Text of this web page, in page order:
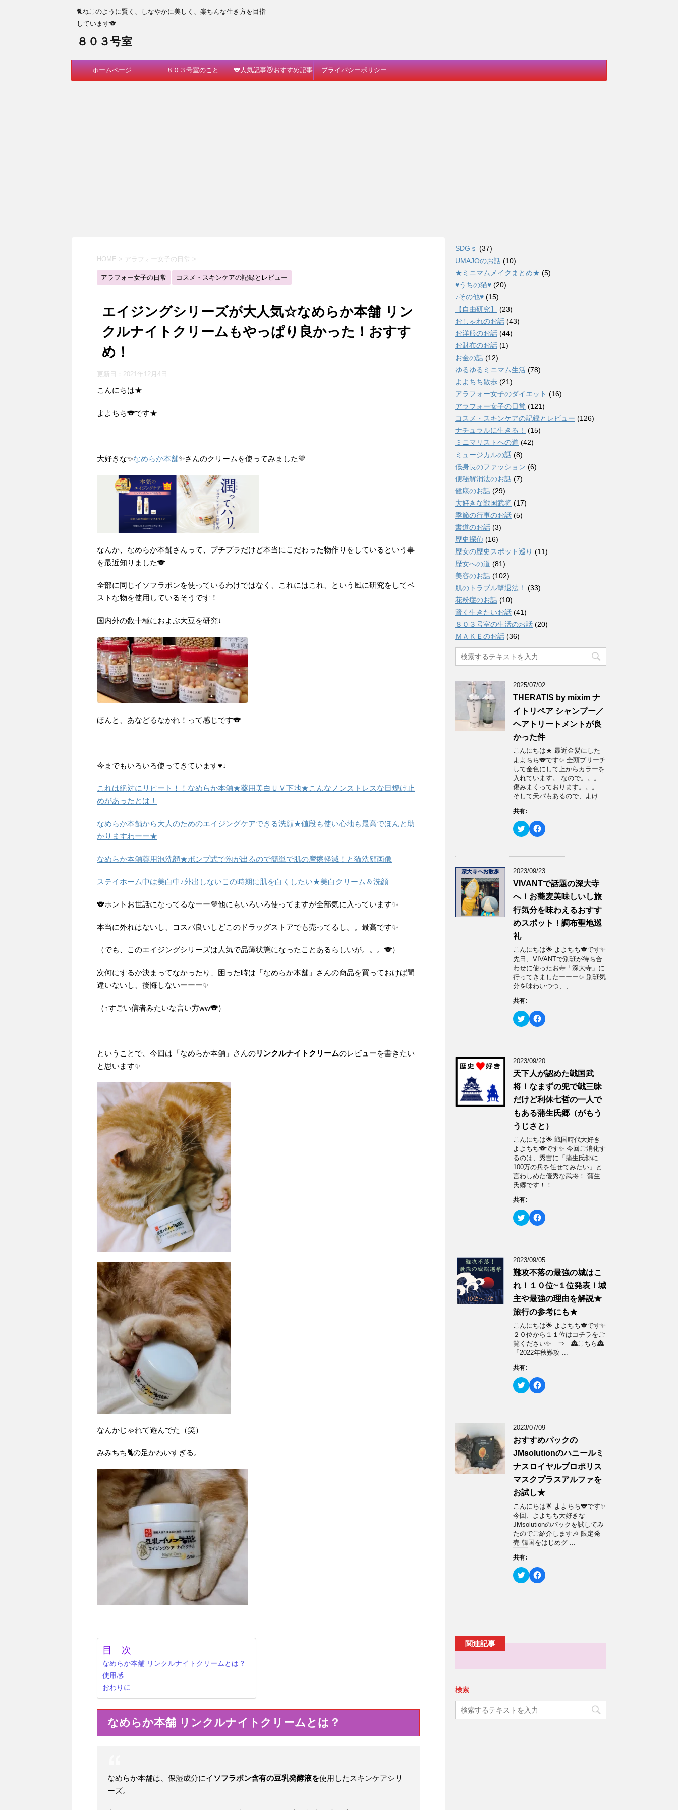
🐈ねこのように賢く、しなやかに美しく、楽ちんな生き方を目指
しています🐨
８０３号室
ホームページ ８０３号室のこと 🐨人気記事😻おすすめ記事 プライバシーポリシー
HOME > アラフォー女子の日常 >
アラフォー女子の日常 コスメ・スキンケアの記録とレビュー
エイジングシリーズが大人気☆なめらか本舗 リン
クルナイトクリームもやっぱり良かった！おすす
め！
更新日： 2021年12月4日
こんにちは★
よよちち🐨です★
大好きな✨なめらか本舗✨さんのクリームを使ってみました💛
なんか、なめらか本舗さんって、プチプラだけど本当にこだわった物作りをしているという事
を最近知りました🐨
全部に同じイソフラボンを使っているわけではなく、これにはこれ、という風に研究をしてベ
ストな物を使用しているそうです！
国内外の数十種におよぶ大豆を研究↓
ほんと、あなどるなかれ！って感じです🐨
今までもいろいろ使ってきています♥↓
これは絶対にリピート！！なめらか本舗★薬用美白ＵＶ下地★こんなノンストレスな日焼け止
めがあったとは！
なめらか本舗から大人のためのエイジングケアできる洗顔★値段も使い心地も最高でほんと助
かりますわーー★
なめらか本舗薬用泡洗顔★ポンプ式で泡が出るので簡単で肌の摩擦軽減！と猫洗顔画像
ステイホーム中は美白中♪外出しないこの時期に肌を白くしたい★美白クリーム＆洗顔
🐨ホントお世話になってるなーー💜他にもいろいろ使ってますが全部気に入っています✨
本当に外れはないし、コスパ良いしどこのドラッグストアでも売ってるし。。最高です✨
（でも、このエイジングシリーズは人気で品薄状態になったことあるらしいが。。。🐨）
次何にするか決まってなかったり、困った時は「なめらか本舗」さんの商品を買っておけば間
違いないし、後悔しないーーー✨
（↑すごい信者みたいな言い方ww🐨）
ということで、今回は「なめらか本舗」さんのリンクルナイトクリームのレビューを書きたい
と思います✨
なんかじゃれて遊んでた（笑）
みみちち🐈の足かわいすぎる。
目 次
なめらか本舗 リンクルナイトクリームとは？
使用感
おわりに
なめらか本舗 リンクルナイトクリームとは？
なめらか本舗は、保湿成分にイソフラボン含有の豆乳発酵液を使用したスキンケアシリ
ーズ。
SDGｓ (37)
UMAJOのお話 (10)
★ミニマムメイクまとめ★ (5)
♥うちの猫♥ (20)
♪その他♥ (15)
【自由研究】
(23)
おしゃれのお話 (43)
お洋服のお話 (44)
お財布のお話 (1)
お金の話 (12)
ゆるゆるミニマム生活 (78)
よよちち散歩 (21)
アラフォー女子のダイエット (16)
アラフォー女子の日常 (121)
コスメ・スキンケアの記録とレビュー (126)
ナチュラルに生きる！
(15)
ミニマリストへの道 (42)
ミュージカルの話 (8)
低身長のファッション (6)
便秘解消法のお話 (7)
健康のお話 (29)
大好きな戦国武将 (17)
季節の行事のお話 (5)
書道のお話 (3)
歴史探偵 (16)
歴女の歴史スポット巡り (11)
歴女への道 (81)
美容のお話 (102)
肌のトラブル撃退法！
(33)
花粉症のお話 (10)
賢く生きたいお話 (41)
８０３号室の生活のお話 (20)
ＭＡＫＥのお話 (36)
2025/07/02
THERATIS by mixim ナ
イトリペア シャンプー／
ヘアトリートメントが良
かった件
こんにちは★ 最近金髪にした
よよちち🐨です✨ 全頭ブリーチ
して金色にして上からカラーを
入れています。 なので。。。
傷みまくっております。。。
そして天パもあるので、よけ ...
共有:
ク
リ
て
w
t
t
e
r
で
共
(
ウ
ィ
ン
ド
ウ
で
開
き
す
F
a
o
k
共
有
す
る
に
は
リ
て
く
だ
さ
い
(
新
ン
ド
ウ
き
す
)
2023/09/23
VIVANTで話題の深大寺
へ！お蕎麦美味しいし旅
行気分を味わえるおすす
めスポット！調布聖地巡
礼
こんにちは🌟 よよちち🐨です✨
先日、VIVANTで別班が待ち合
わせに使ったお寺「深大寺」に
行ってきましたーーー✨ 別班気
分を味わいつつ、、 ...
共有:
ク
リ
て
w
t
e
r
で
共
有
(
し
い
ウ
ィ
ン
ド
ウ
で
開
き
ま
)
F
a
o
k
共
有
す
る
に
は
ク
リ
ク
し
て
く
だ
さ
い
(
新
し
い
ド
ウ
で
す
2023/09/20
天下人が認めた戦国武
将！なまずの兜で戦三昧
だけど利休七哲の一人で
もある蒲生氏郷（がもう
うじさと）
こんにちは🌟 戦国時代大好き
よよちち🐨です✨ 今回ご消化す
るのは、秀吉に「蒲生氏郷に
100万の兵を任せてみたい」と
言わしめた優秀な武将！ 蒲生
氏郷です！！ ...
共有:
ク
リ
て
w
t
t
e
r
で
共
有
(
し
い
ウ
ィ
ン
ド
で
き
ま
す
F
a
o
k
共
有
す
る
に
は
ク
リ
ク
し
て
く
だ
さ
し
い
ウ
開
ま
)
2023/09/05
難攻不落の最強の城はこ
れ！１０位~１位発表！城
主や最強の理由を解説★
旅行の参考にも★
こんにちは🌟 よよちち🐨です✨
２０位から１１位はコチラをご
覧ください✨ ⇒ 🏯こちら🏯
「2022年秋難攻 ...
共有:
ク
リ
て
w
t
t
e
r
で
共
(
新
し
ウ
ィ
ン
ド
で
開
き
す
F
a
o
k
共
有
す
る
に
は
ク
リ
ク
て
く
だ
さ
い
(
新
し
ン
ド
ウ
2023/07/09
おすすめパックの
JMsolutionのハニールミ
ナスロイヤルプロポリス
マスクプラスアルファを
お試し★
こんにちは🌟 よよちち🐨です✨
今回、よよちち大好きな
JMsolutionのパックを試してみ
たのでご紹介します🎶 限定発
売 韓国をはじめグ ...
共有:
ク
リ
(
ィ
ン
ド
ウ
F
a
リ
く
い
関連記事
検索